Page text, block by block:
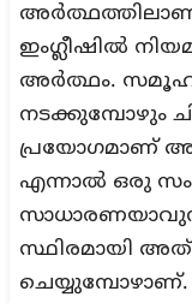
ഇംഗ്ലീഷിൽ
അർത്ഥം.
നടക്കുമ്പോഴും
പ്രയോഗമാണ്
എന്നാൽ ഒരു
സ്ഥിരമായി